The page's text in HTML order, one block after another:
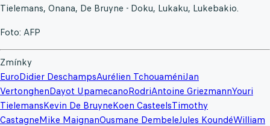
Tielemans, Onana, De Bruyne - Doku, Lukaku, Lukebakio.
Foto: AFP
Zmínky
EuroDidier DeschampsAurélien TchouaméniJan
VertonghenDayot UpamecanoRodriAntoine GriezmannYouri
TielemansKevin De BruyneKoen CasteelsTimothy
CastagneMike MaignanOusmane DembeleJules KoundéWilliam